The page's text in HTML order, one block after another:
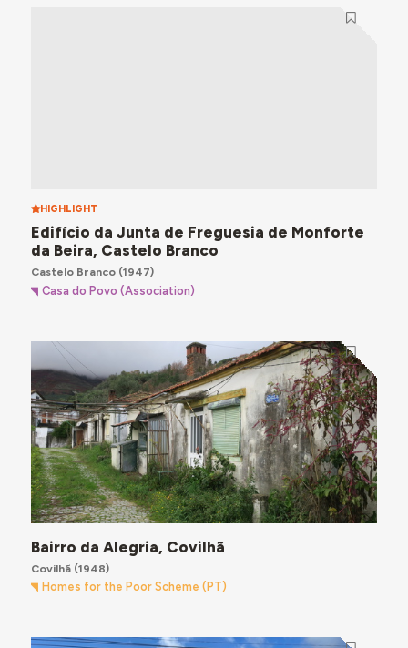
HIGHLIGHT
Edifício da Junta de Freguesia de Monforte
da Beira, Castelo Branco
Castelo Branco(1947)
Casa do Povo (Association)
Bairro da Alegria, Covilhã
Covilhã(1948)
Homes for the Poor Scheme (PT)